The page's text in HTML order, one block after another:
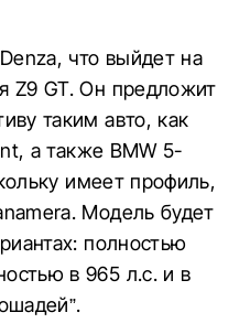
что выйдет на
Z9 GT. Он предложит
таким авто, как
а также BMW 5-
имеет профиль,
Модель будет
полностью
в 965 л.с. и в